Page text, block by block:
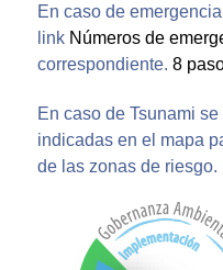
En caso de
link Números de
correspondiente. 8
En caso de Tsunami
indicadas en el mapa
de las zonas de riesgo.